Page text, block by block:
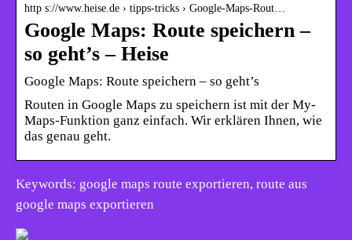
http s://www.heise.de › tipps-tricks › Google-Maps-Rout…
Google Maps: Route speichern –
so geht’s – Heise
Google Maps: Route speichern – so geht’s
Routen in Google Maps zu speichern ist mit der My-
Maps-Funktion ganz einfach. Wir erklären Ihnen, wie
das genau geht.
Keywords: google maps route exportieren, route aus
google maps exportieren